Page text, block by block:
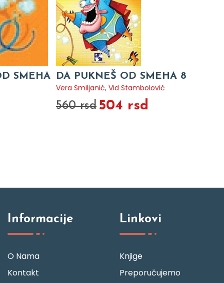
SMEHA
DA PUKNEŠ OD SMEHA 8
Vera Smiljanić, Vid Stambolović
560 rsd 504 rsd
Informacije
O Nama
Kontakt
Linkovi
Knjige
Preporučujemo